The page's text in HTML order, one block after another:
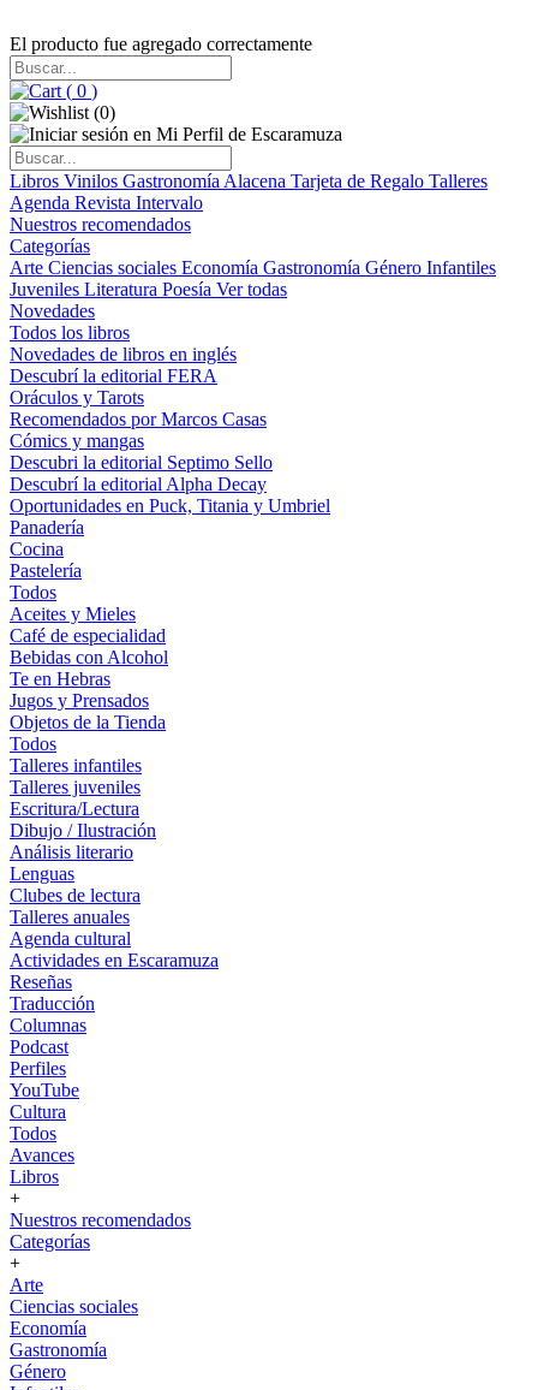
El producto fue agregado correctamente
( 0 )
(0)
Libros Vinilos Gastronomía Alacena Tarjeta de Regalo Talleres
Agenda Revista Intervalo
Nuestros recomendados
Categorías
Arte Ciencias sociales Economía Gastronomía Género Infantiles
Juveniles Literatura Poesía Ver todas
Novedades
Todos los libros
Novedades de libros en inglés
Descubrí la editorial FERA
Oráculos y Tarots
Recomendados por Marcos Casas
Cómics y mangas
Descubri la editorial Septimo Sello
Descubrí la editorial Alpha Decay
Oportunidades en Puck, Titania y Umbriel
Panadería
Cocina
Pastelería
Todos
Aceites y Mieles
Café de especialidad
Bebidas con Alcohol
Te en Hebras
Jugos y Prensados
Objetos de la Tienda
Todos
Talleres infantiles
Talleres juveniles
Escritura/Lectura
Dibujo / Ilustración
Análisis literario
Lenguas
Clubes de lectura
Talleres anuales
Agenda cultural
Actividades en Escaramuza
Reseñas
Traducción
Columnas
Podcast
Perfiles
YouTube
Cultura
Todos
Avances
Libros
+
Nuestros recomendados
Categorías
+
Arte
Ciencias sociales
Economía
Gastronomía
Género